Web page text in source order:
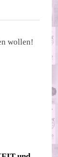
wollen!